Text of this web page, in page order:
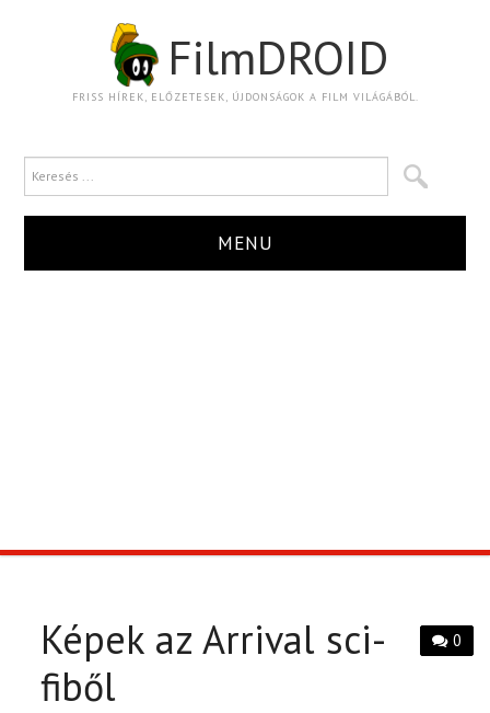
FilmDROID
FRISS HÍREK, ELŐZETESEK, ÚJDONSÁGOK A FILM VILÁGÁBÓL.
MENU
CIKK
0
Képek az Arrival sci-
fiből